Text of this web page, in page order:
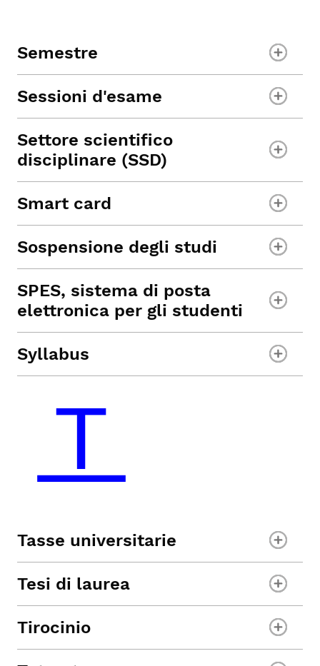
Semestre
Sessioni d'esame
Settore scientifico
disciplinare (SSD)
Smart card
Sospensione degli studi
SPES, sistema di posta
elettronica per gli studenti
Syllabus
Tasse universitarie
Tesi di laurea
Tirocinio